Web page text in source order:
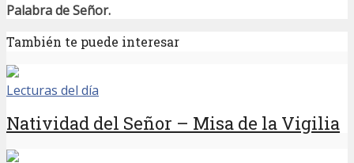
Palabra de Señor.
También te puede interesar
Lecturas del día
Natividad del Señor – Misa de la Vigilia